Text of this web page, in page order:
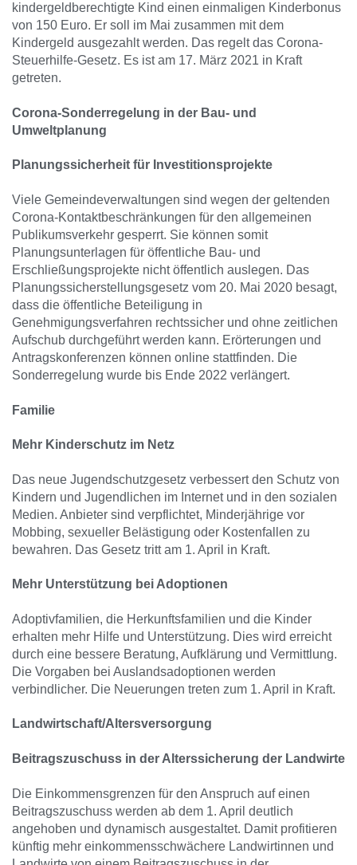
kindergeldberechtigte Kind einen einmaligen Kinderbonus
von 150 Euro. Er soll im Mai zusammen mit dem
Kindergeld ausgezahlt werden. Das regelt das Corona-
Steuerhilfe-Gesetz. Es ist am 17. März 2021 in Kraft
getreten.
Corona-Sonderregelung in der Bau- und
Umweltplanung
Planungssicherheit für Investitionsprojekte
Viele Gemeindeverwaltungen sind wegen der geltenden
Corona-Kontaktbeschränkungen für den allgemeinen
Publikumsverkehr gesperrt. Sie können somit
Planungsunterlagen für öffentliche Bau- und
Erschließungsprojekte nicht öffentlich auslegen. Das
Planungssicherstellungsgesetz vom 20. Mai 2020 besagt,
dass die öffentliche Beteiligung in
Genehmigungsverfahren rechtssicher und ohne zeitlichen
Aufschub durchgeführt werden kann. Erörterungen und
Antragskonferenzen können online stattfinden. Die
Sonderregelung wurde bis Ende 2022 verlängert.
Familie
Mehr Kinderschutz im Netz
Das neue Jugendschutzgesetz verbessert den Schutz von
Kindern und Jugendlichen im Internet und in den sozialen
Medien. Anbieter sind verpflichtet, Minderjährige vor
Mobbing, sexueller Belästigung oder Kostenfallen zu
bewahren. Das Gesetz tritt am 1. April in Kraft.
Mehr Unterstützung bei Adoptionen
Adoptivfamilien, die Herkunftsfamilien und die Kinder
erhalten mehr Hilfe und Unterstützung. Dies wird erreicht
durch eine bessere Beratung, Aufklärung und Vermittlung.
Die Vorgaben bei Auslandsadoptionen werden
verbindlicher. Die Neuerungen treten zum 1. April in Kraft.
Landwirtschaft/Altersversorgung
Beitragszuschuss in der Alterssicherung der Landwirte
Die Einkommensgrenzen für den Anspruch auf einen
Beitragszuschuss werden ab dem 1. April deutlich
angehoben und dynamisch ausgestaltet. Damit profitieren
künftig mehr einkommensschwächere Landwirtinnen und